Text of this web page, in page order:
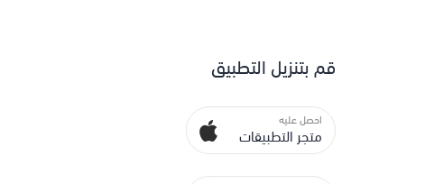
قم بتنزيل التطبيق
احصل عليه
متجر التطبيقات